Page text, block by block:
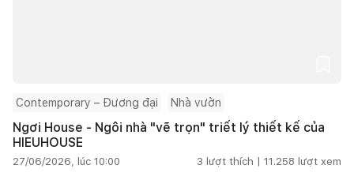
Contemporary – Đương đại Nhà vườn
Ngơi House - Ngôi nhà "vẽ trọn" triết lý thiết kế của
HIEUHOUSE
27/06/2026, lúc 10:00 3 lượt thích | 11.258 lượt xem